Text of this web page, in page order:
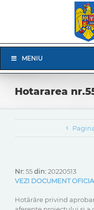
Navigation
MENIU
Hotararea
Nr:55din:20220513
VEZI DOCUMENT
Hotărâre privind